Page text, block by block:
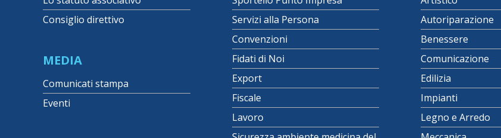
Consiglio direttivo
MEDIA
Comunicati stampa
Eventi
Servizi alla Persona
Convenzioni
Fidati di Noi
Export
Fiscale
Lavoro
Autoriparazione
Benessere
Comunicazione
Edilizia
Impianti
Legno e Arredo